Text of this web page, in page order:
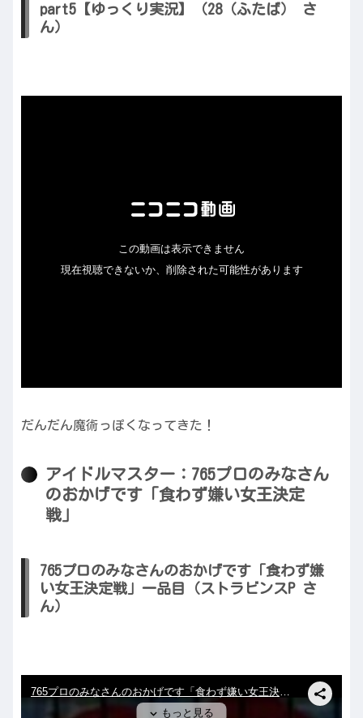
part5【ゆっくり実況】（28（ふたば） さ
ん）
だんだん魔術っぽくなってきた！
アイドルマスター：765プロのみなさん
のおかげです「食わず嫌い女王決定
戦」
765プロのみなさんのおかげです「食わず嫌
い女王決定戦」一品目（ストラビンスP さ
ん）